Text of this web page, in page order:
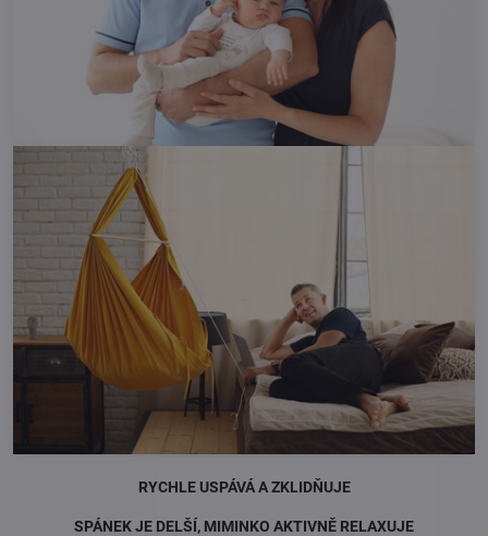
RYCHLE USPÁVÁ A ZKLIDŇUJE
SPÁNEK JE DELŠÍ, MIMINKO AKTIVNĚ RELAXUJE